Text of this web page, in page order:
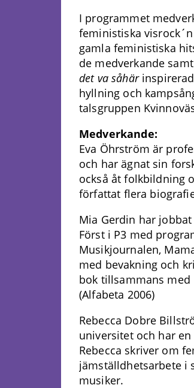
I programmet
feministiska
gamla feministiska
de medverkande samt
det va såhär
hyllning och
talsgruppen
Medverkande:
Eva Öhrström är
och har ägnat sin
också åt folkbildning
författat flera
Mia Gerdin har
Först i P3 med
Musikjournalen,
med bevakning och
bok tillsammans
(Alfabeta 2006)
Rebecca Dobre
universitet och har
Rebecca skriver om
jämställdhetsarbete i
musiker.